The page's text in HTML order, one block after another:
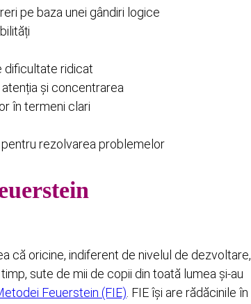
pe baza unei gândiri logice
dificultate ridicat
și concentrarea
în termeni clari
rezolvarea problemelor
că oricine, indiferent de nivelul de dezvoltare,
sute de mii de copii din toată lumea şi-au
Feuerstein (FIE) . FIE îşi are rădăcinile în